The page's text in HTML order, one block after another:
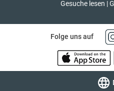
Gesuche lesen |
Folge uns auf